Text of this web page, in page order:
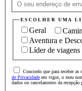
ESCOLHER UMA
Geral
Aventura e
Líder de viagens
Concordo que para receber as
de Privacidade em vigor, o meu
dados ou cancelamento da